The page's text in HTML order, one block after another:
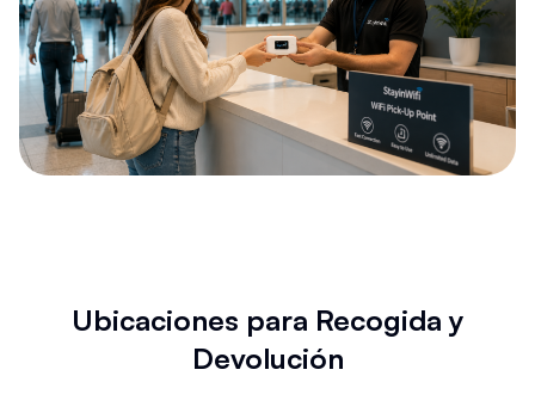
Ubicaciones para Recogida y
Devolución